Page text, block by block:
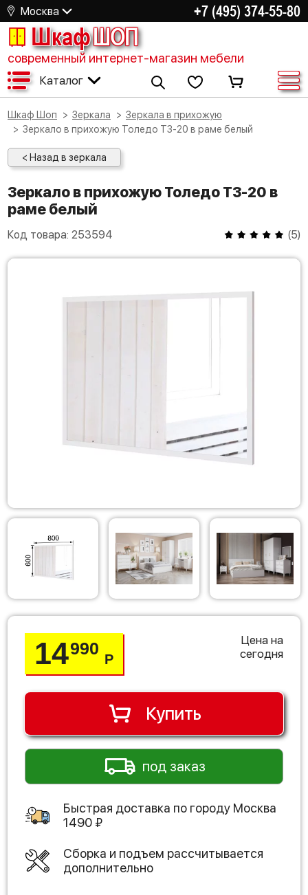
Москва +7 (495) 374-55-80
ШкафШОП
современный интернет-магазин мебели
Каталог
Шкаф Шоп Зеркала
Зеркала в прихожую
Зеркало в прихожую Толедо ТЗ-20 в раме белый
< Назад в зеркала
Зеркало в прихожую Толедо ТЗ-20 в
раме белый
Код товара: 253594 (5)
14990
Р
Цена на
сегодня
Купить
под заказ
Быстрая доставка по городу Москва
1490 ₽
Сборка и подъем рассчитывается
дополнительно